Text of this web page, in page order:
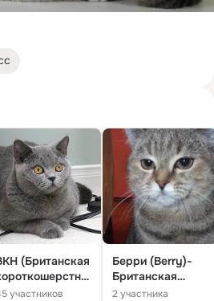
(Британская
участников
Берри (Berry)-
Британская
короткошёрстна
2 участника